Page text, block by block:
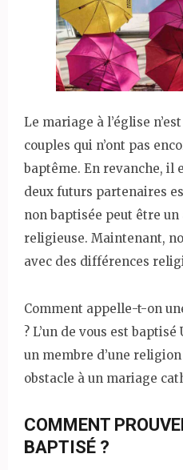
Le mariage à l’église
couples qui n’ont pas
baptême. En revanche, il
deux futurs partenaires
non baptisée peut être
religieuse. Maintenant,
avec des différences
Comment appelle-t-on
? L’un de vous est
un membre d’une
obstacle à un mariage
COMMENT
BAPTISÉ ?